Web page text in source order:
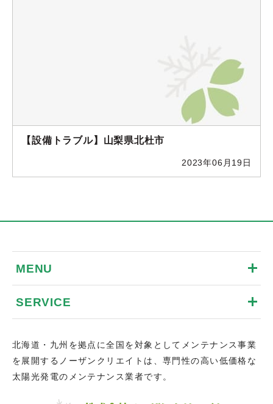
【設備トラブル】山梨県北杜市
2023年06月19日
MENU
SERVICE
北海道・九州を拠点に全国を対象としてメンテナンス事業
を展開するノーザンクリエイトは、専門性の高い低価格な
太陽光発電のメンテナンス業者です。